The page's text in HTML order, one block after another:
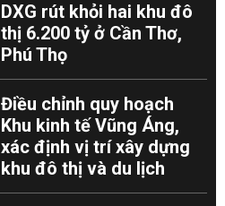
DXG rút khỏi hai khu đô
thị 6.200 tỷ ở Cần Thơ,
Phú Thọ
Điều chỉnh quy hoạch
Khu kinh tế Vũng Áng,
xác định vị trí xây dựng
khu đô thị và du lịch